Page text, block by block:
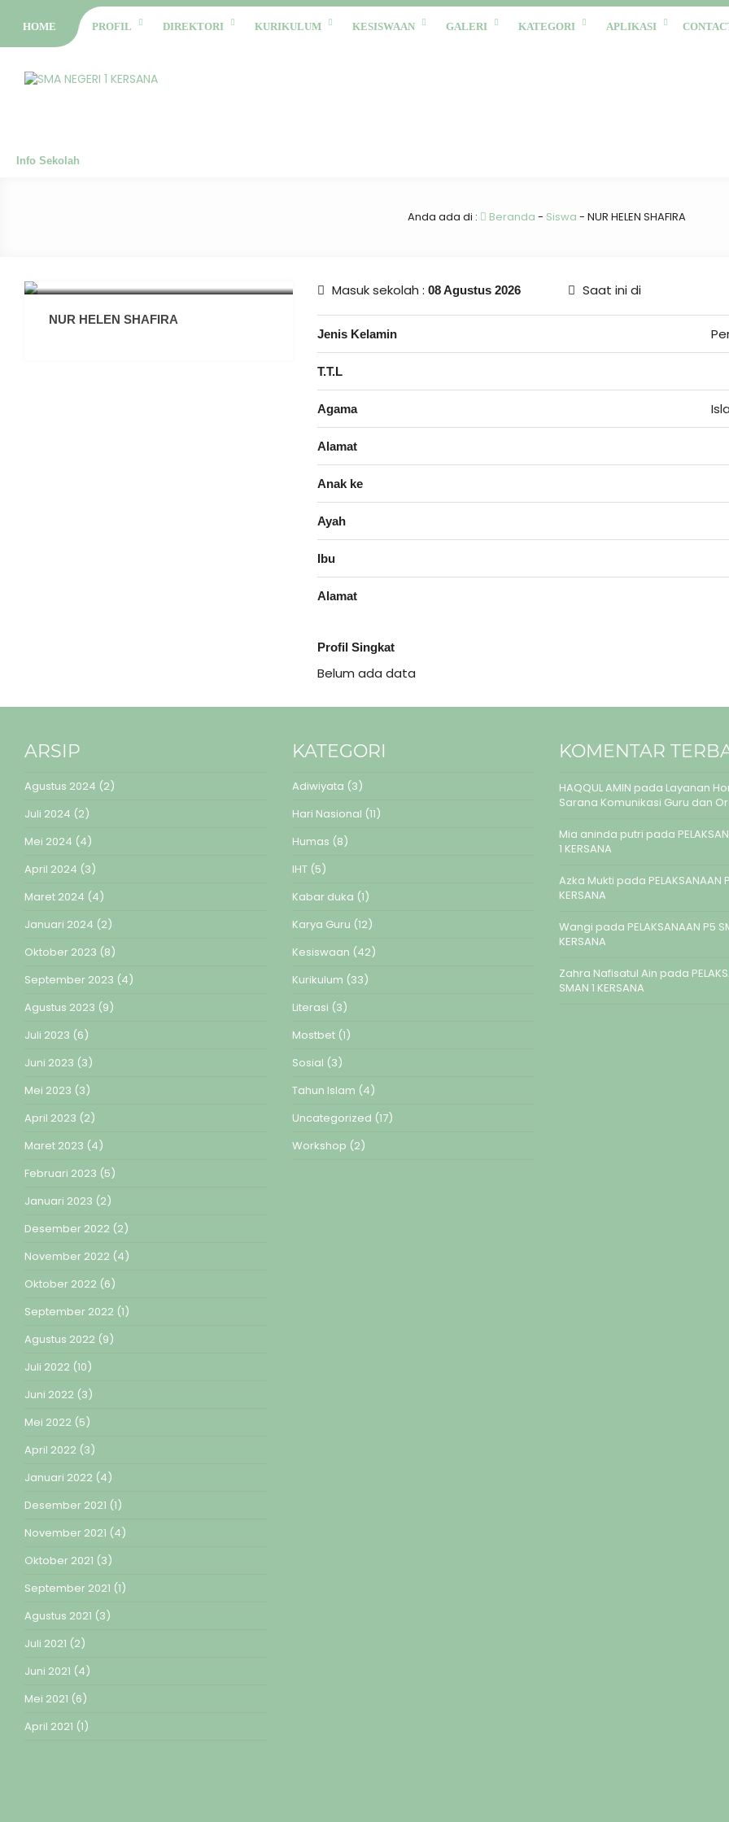
HOME PROFIL DIREKTORI KURIKULUM KESISWAAN GALERI KATEGORI APLIKASI
Info Sekolah
Anda ada di : Beranda - Siswa - NUR HELEN SHAFIRA
NUR HELEN SHAFIRA
Masuk sekolah : 08 Agustus 2026 Saat ini di
Jenis Kelamin
T.T.L
Agama
Alamat
Anak ke
Ayah
Ibu
Alamat
Profil Singkat
Belum ada data
ARSIP
Agustus 2024 (2)
Juli 2024 (2)
Mei 2024 (4)
April 2024 (3)
Maret 2024 (4)
Januari 2024 (2)
Oktober 2023 (8)
September 2023 (4)
Agustus 2023 (9)
Juli 2023 (6)
Juni 2023 (3)
Mei 2023 (3)
April 2023 (2)
Maret 2023 (4)
Februari 2023 (5)
Januari 2023 (2)
Desember 2022 (2)
November 2022 (4)
Oktober 2022 (6)
September 2022 (1)
Agustus 2022 (9)
Juli 2022 (10)
Juni 2022 (3)
Mei 2022 (5)
April 2022 (3)
Januari 2022 (4)
Desember 2021 (1)
November 2021 (4)
Oktober 2021 (3)
September 2021 (1)
Agustus 2021 (3)
Juli 2021 (2)
Juni 2021 (4)
Mei 2021 (6)
April 2021 (1)
KATEGORI
Adiwiyata (3)
Hari Nasional (11)
Humas (8)
IHT(5)
Kabar duka (1)
Karya Guru (12)
Kesiswaan (42)
Kurikulum (33)
Literasi (3)
Mostbet(1)
Sosial (3)
Tahun Islam (4)
Uncategorized (17)
Workshop (2)
KOMENTAR
HAQQUL AMIN pada Layanan
Sarana Komunikasi Guru dan
Mia aninda putri pada
1 KERSANA
Azka Mukti pada PELAKSANAAN
KERSANA
Wangi pada PELAKSANAAN P5
KERSANA
Zahra Nafisatul Ain pada
SMAN 1 KERSANA